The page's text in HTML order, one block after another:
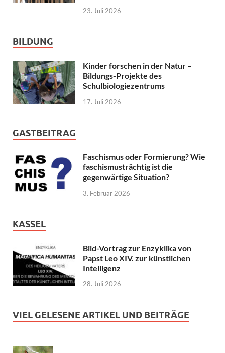
23. Juli 2026
BILDUNG
Kinder forschen in der Natur –
Bildungs-Projekte des
Schulbiologiezentrums
17. Juli 2026
GASTBEITRAG
Faschismus oder Formierung? Wie
faschismusträchtig ist die
gegenwärtige Situation?
3. Februar 2026
KASSEL
Bild-Vortrag zur Enzyklika von
Papst Leo XIV. zur künstlichen
Intelligenz
28. Juli 2026
VIEL GELESENE ARTIKEL UND BEITRÄGE